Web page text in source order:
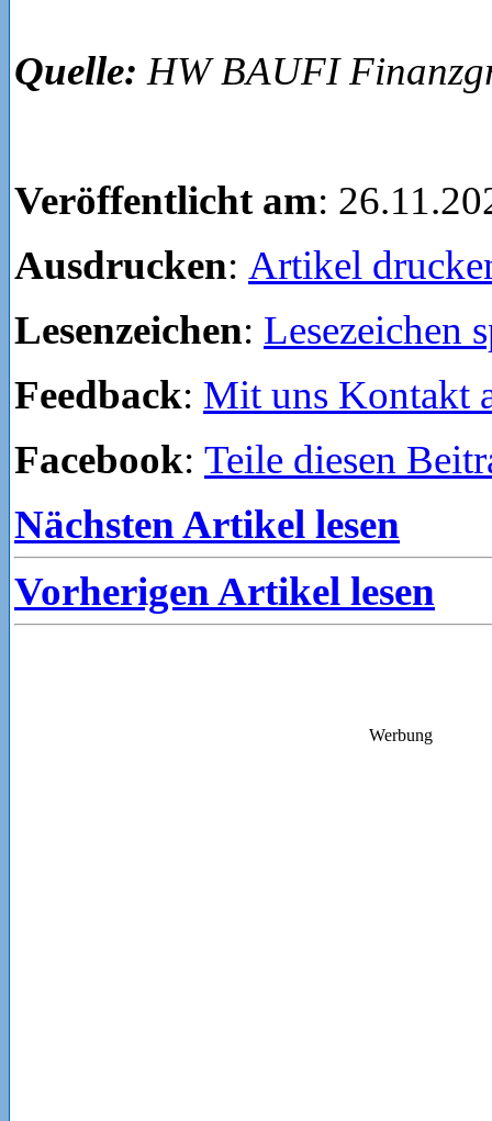
Quelle: HW BAUFI
Veröffentlicht am:
Ausdrucken: Artikel
Lesenzeichen: Lesezeichen
Feedback: Mit uns Kontakt
Facebook: Teile diesen
Nächsten Artikel lesen
Vorherigen Artikel lesen
Werbung